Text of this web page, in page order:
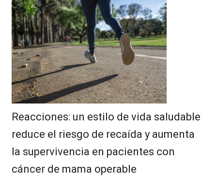
Reacciones: un estilo de vida saludable
reduce el riesgo de recaída y aumenta
la supervivencia en pacientes con
cáncer de mama operable